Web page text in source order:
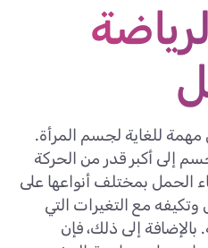
مهمة للغاية لجسم المرأة.
إلى أكبر قدر من الحركة
الحمل بمختلف أنواعها على
مع التغيرات التي
إلى ذلك، فإن